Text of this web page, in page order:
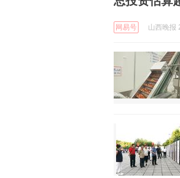
网易号 山西晚报